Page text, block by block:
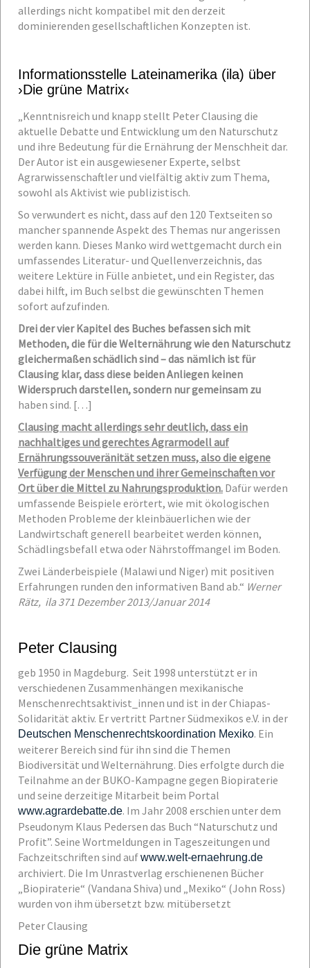
allerdings nicht kompatibel mit den derzeit
dominierenden gesellschaftlichen Konzepten ist.
Informationsstelle Lateinamerika (ila) über
›Die grüne Matrix‹
„Kenntnisreich und knapp stellt Peter Clausing die
aktuelle Debatte und Entwicklung um den Naturschutz
und ihre Bedeutung für die Ernährung der Menschheit dar.
Der Autor ist ein ausgewiesener Experte, selbst
Agrarwissenschaftler und vielfältig aktiv zum Thema,
sowohl als Aktivist wie publizistisch.
So verwundert es nicht, dass auf den 120 Textseiten so
mancher spannende Aspekt des Themas nur angerissen
werden kann. Dieses Manko wird wettgemacht durch ein
umfassendes Literatur- und Quellenverzeichnis, das
weitere Lektüre in Fülle anbietet, und ein Register, das
dabei hilft, im Buch selbst die gewünschten Themen
sofort aufzufinden.
Drei der vier Kapitel des Buches befassen sich mit
Methoden, die für die Welternährung wie den Naturschutz
gleichermaßen schädlich sind – das nämlich ist für
Clausing klar, dass diese beiden Anliegen keinen
Widerspruch darstellen, sondern nur gemeinsam zu
haben sind. […]
Clausing macht allerdings sehr deutlich, dass ein
nachhaltiges und gerechtes Agrarmodell auf
Ernährungssouveränität setzen muss, also die eigene
Verfügung der Menschen und ihrer Gemeinschaften vor
Ort über die Mittel zu Nahrungsproduktion. Dafür werden
umfassende Beispiele erörtert, wie mit ökologischen
Methoden Probleme der kleinbäuerlichen wie der
Landwirtschaft generell bearbeitet werden können,
Schädlingsbefall etwa oder Nährstoffmangel im Boden.
Zwei Länderbeispiele (Malawi und Niger) mit positiven
Erfahrungen runden den informativen Band ab.“ Werner
Rätz, ila 371 Dezember 2013/Januar 2014
Peter Clausing
geb 1950 in Magdeburg. Seit 1998 unterstützt er in
verschiedenen Zusammenhängen mexikanische
Menschenrechtsaktivist_innen und ist in der Chiapas-
Solidarität aktiv. Er vertritt Partner Südmexikos e.V. in der
Deutschen Menschenrechtskoordination Mexiko. Ein
weiterer Bereich sind für ihn sind die Themen
Biodiversität und Welternährung. Dies erfolgte durch die
Teilnahme an der BUKO-Kampagne gegen Biopiraterie
und seine derzeitige Mitarbeit beim Portal
www.agrardebatte.de. Im Jahr 2008 erschien unter dem
Pseudonym Klaus Pedersen das Buch “Naturschutz und
Profit”. Seine Wortmeldungen in Tageszeitungen und
Fachzeitschriften sind aufwww.welt-ernaehrung.de
archiviert. Die Im Unrastverlag erschienenen Bücher
„Biopiraterie“ (Vandana Shiva) und „Mexiko“ (John Ross)
wurden von ihm übersetzt bzw. mitübersetzt
Peter Clausing
Die grüne Matrix